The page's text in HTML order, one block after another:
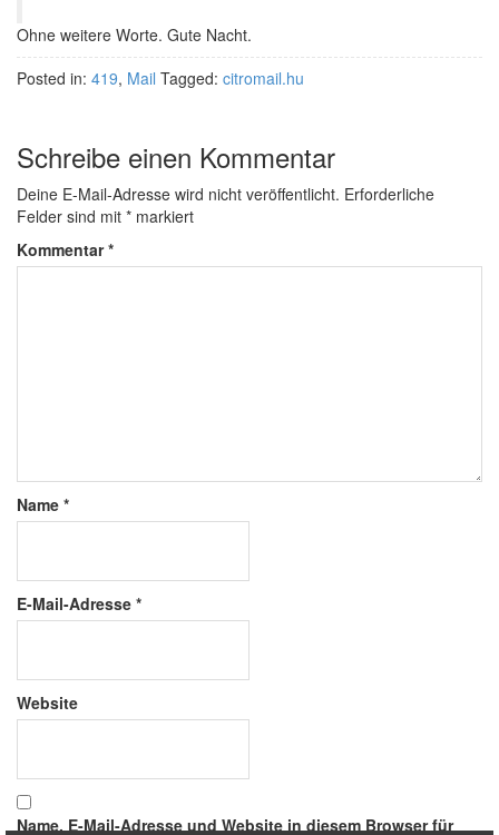
Ohne weitere Worte. Gute Nacht.
Posted in: 419, Mail Tagged: citromail.hu
Schreibe einen Kommentar
Deine E-Mail-Adresse wird nicht veröffentlicht. Erforderliche
Felder sind mit * markiert
Kommentar*
Name *
E-Mail-Adresse *
Website
Name, E-Mail-Adresse und Website in diesem Browser für